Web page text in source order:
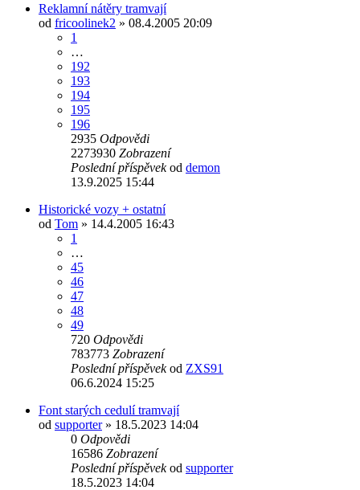
Reklamní nátěry tramvají
od fricoolinek2 » 08.4.2005 20:09
1
…
192
193
194
195
196
2935 Odpovědi
2273930 Zobrazení
Poslední příspěvekod demon
13.9.2025 15:44
Historické vozy + ostatní
od Tom » 14.4.2005 16:43
1
…
45
46
47
48
49
720 Odpovědi
783773 Zobrazení
Poslední příspěvekod ZXS91
06.6.2024 15:25
Font starých cedulí tramvají
od supporter» 18.5.2023 14:04
0 Odpovědi
16586 Zobrazení
Poslední příspěvekod supporter
18.5.2023 14:04